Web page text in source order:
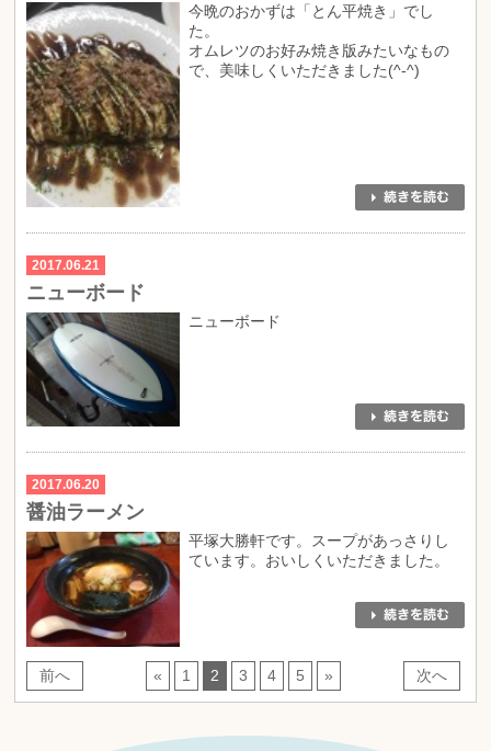
今晩のおかずは「とん平焼き」でし
た。
オムレツのお好み焼き版みたいなもの
で、美味しくいただきました(^-^)
2017.06.21
ニューボード
ニューボード
2017.06.20
醤油ラーメン
平塚大勝軒です。スープがあっさりし
ています。おいしくいただきました。
前へ « 1 2 3 4 5 » 次へ